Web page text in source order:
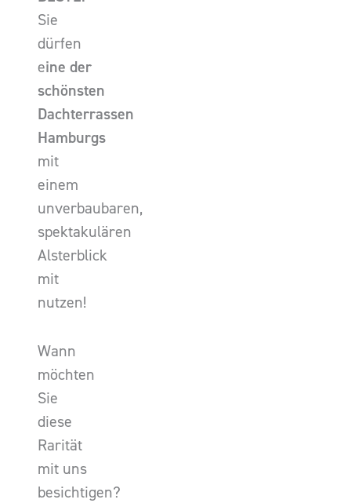
Sie
dürfen
eine der
schönsten
Dachterrassen
Hamburgs
mit
einem
unverbaubaren,
spektakulären
Alsterblick
mit
nutzen!
Wann
möchten
Sie
diese
Rarität
mit uns
besichtigen?